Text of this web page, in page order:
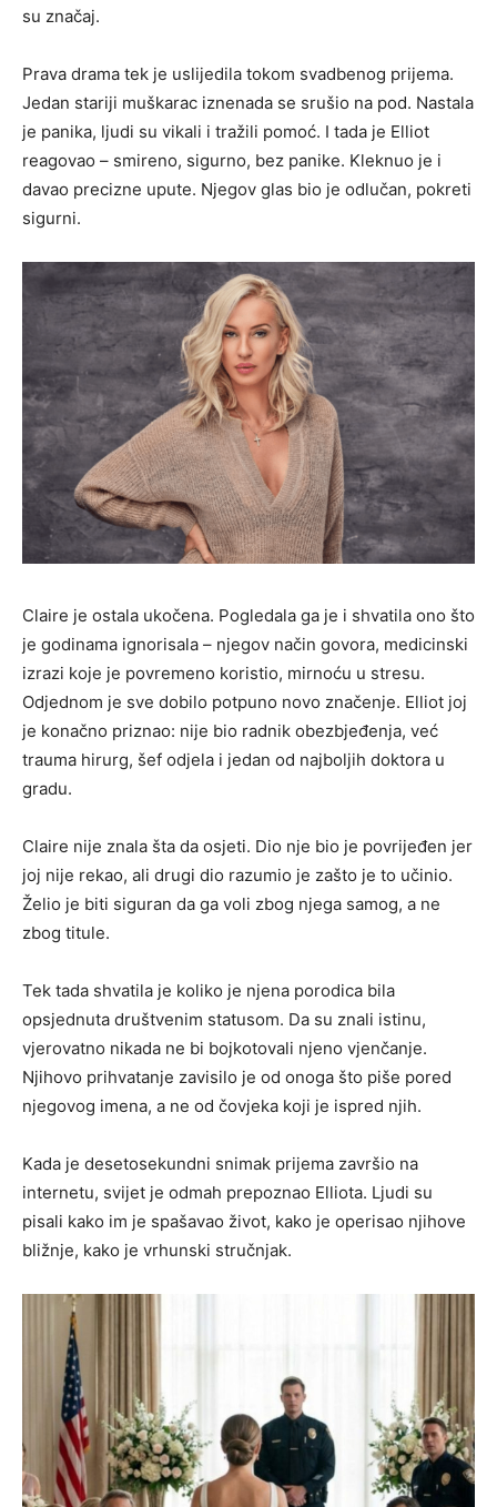
su značaj.
Prava drama tek je uslijedila tokom svadbenog prijema.
Jedan stariji muškarac iznenada se srušio na pod. Nastala
je panika, ljudi su vikali i tražili pomoć. I tada je Elliot
reagovao – smireno, sigurno, bez panike. Kleknuo je i
davao precizne upute. Njegov glas bio je odlučan, pokreti
sigurni.
Claire je ostala ukočena. Pogledala ga je i shvatila ono što
je godinama ignorisala – njegov način govora, medicinski
izrazi koje je povremeno koristio, mirnoću u stresu.
Odjednom je sve dobilo potpuno novo značenje. Elliot joj
je konačno priznao: nije bio radnik obezbjeđenja, već
trauma hirurg, šef odjela i jedan od najboljih doktora u
gradu.
Claire nije znala šta da osjeti. Dio nje bio je povrijeđen jer
joj nije rekao, ali drugi dio razumio je zašto je to učinio.
Želio je biti siguran da ga voli zbog njega samog, a ne
zbog titule.
Tek tada shvatila je koliko je njena porodica bila
opsjednuta društvenim statusom. Da su znali istinu,
vjerovatno nikada ne bi bojkotovali njeno vjenčanje.
Njihovo prihvatanje zavisilo je od onoga što piše pored
njegovog imena, a ne od čovjeka koji je ispred njih.
Kada je desetosekundni snimak prijema završio na
internetu, svijet je odmah prepoznao Elliota. Ljudi su
pisali kako im je spašavao život, kako je operisao njihove
bližnje, kako je vrhunski stručnjak.